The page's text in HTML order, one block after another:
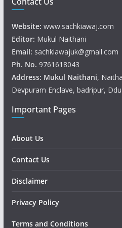
Website: www.sachkiawaj.com
Editor: Mukul Naithani
Email: sachkiawajuk@gmail.com
Ph. No. 9761618043
Address: Mukul Naithani,
Devpuram Enclave, badripur,
Important Pages
About Us
Contact Us
Disclaimer
Privacy Policy
Terms and Conditions